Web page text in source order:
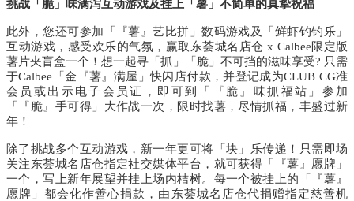
挑战「脆」味满泻互动游戏及挂上「薯」不简单的真挚祝福
此外，您还可参加「『薯』艺比拼」数码游戏及「鲜虾钓钓乐」
互动游戏，感受欢乐的气氛，赢取 东荟城名店仓 x Calbee限定版
薯片夹盲盒一个 ！想一起寻「抓」「脆」不可挡的滋味享受? 只需
于Calbee 「金『薯』满屋」快闪店付款，并登记成为CLUB CG准
会员或出示电子会员证，即可到
「『脆』味抓福站」 参加
「『脆』手可得」大作战一次，限时找薯，尽情抓福，丰盛过新
年！
除了挑战多个互动游戏，新一年更可将「块」乐传递！只需即场
关注东荟城名店仓指定社交媒体平台，就可获得「『薯』愿牌」
一个，写上新年展望并挂上场内桔树。每一个被挂上的「『薯』
愿牌」都会化作善心捐款，由东荟城名店仓代捐赠指定慈善机